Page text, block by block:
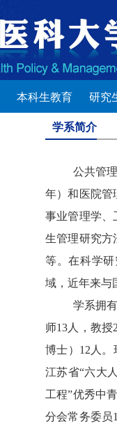
本科生教育 研究
学系简介
公共管
年）和医院管
事业管理学、
生管理研究方
等。在科学
域，近年来与
学系拥
师13 人，教授
博士） 12 人
江苏省“六大
工程”优秀中
分会常务委员